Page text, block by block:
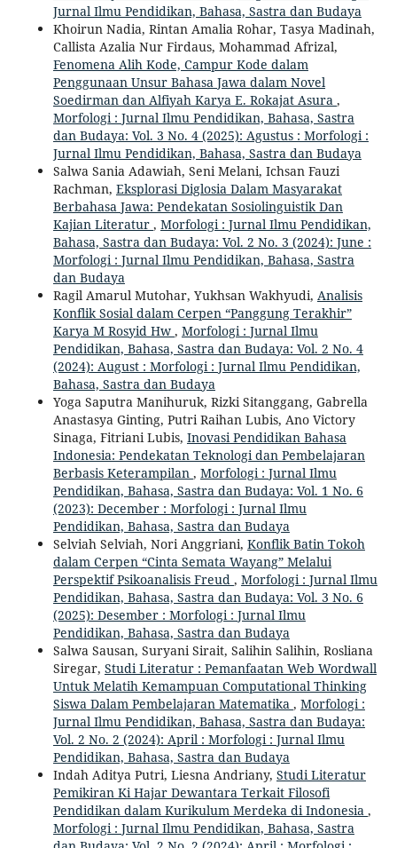
Jurnal Ilmu Pendidikan, Bahasa, Sastra dan Budaya
Khoirun Nadia, Rintan Amalia Rohar, Tasya Madinah,
Callista Azalia Nur Firdaus, Mohammad Afrizal,
Fenomena Alih Kode, Campur Kode dalam
Penggunaan Unsur Bahasa Jawa dalam Novel
Soedirman dan Alfiyah Karya E. Rokajat Asura ,
Morfologi : Jurnal Ilmu Pendidikan, Bahasa, Sastra
dan Budaya: Vol. 3 No. 4 (2025): Agustus : Morfologi :
Jurnal Ilmu Pendidikan, Bahasa, Sastra dan Budaya
Salwa Sania Adawiah, Seni Melani, Ichsan Fauzi
Rachman, Eksplorasi Diglosia Dalam Masyarakat
Berbahasa Jawa: Pendekatan Sosiolinguistik Dan
Kajian Literatur , Morfologi : Jurnal Ilmu Pendidikan,
Bahasa, Sastra dan Budaya: Vol. 2 No. 3 (2024): June :
Morfologi : Jurnal Ilmu Pendidikan, Bahasa, Sastra
dan Budaya
Ragil Amarul Mutohar, Yukhsan Wakhyudi, Analisis
Konflik Sosial dalam Cerpen “Panggung Terakhir”
Karya M Rosyid Hw , Morfologi : Jurnal Ilmu
Pendidikan, Bahasa, Sastra dan Budaya: Vol. 2 No. 4
(2024): August : Morfologi : Jurnal Ilmu Pendidikan,
Bahasa, Sastra dan Budaya
Yoga Saputra Manihuruk, Rizki Sitanggang, Gabrella
Anastasya Ginting, Putri Raihan Lubis, Ano Victory
Sinaga, Fitriani Lubis, Inovasi Pendidikan Bahasa
Indonesia: Pendekatan Teknologi dan Pembelajaran
Berbasis Keterampilan , Morfologi : Jurnal Ilmu
Pendidikan, Bahasa, Sastra dan Budaya: Vol. 1 No. 6
(2023): December : Morfologi : Jurnal Ilmu
Pendidikan, Bahasa, Sastra dan Budaya
Selviah Selviah, Nori Anggriani, Konflik Batin Tokoh
dalam Cerpen “Cinta Semata Wayang” Melalui
Perspektif Psikoanalisis Freud , Morfologi : Jurnal Ilmu
Pendidikan, Bahasa, Sastra dan Budaya: Vol. 3 No. 6
(2025): Desember : Morfologi : Jurnal Ilmu
Pendidikan, Bahasa, Sastra dan Budaya
Salwa Sausan, Suryani Sirait, Salihin Salihin, Rosliana
Siregar, Studi Literatur : Pemanfaatan Web Wordwall
Untuk Melatih Kemampuan Computational Thinking
Siswa Dalam Pembelajaran Matematika , Morfologi :
Jurnal Ilmu Pendidikan, Bahasa, Sastra dan Budaya:
Vol. 2 No. 2 (2024): April : Morfologi : Jurnal Ilmu
Pendidikan, Bahasa, Sastra dan Budaya
Indah Aditya Putri, Liesna Andriany, Studi Literatur
Pemikiran Ki Hajar Dewantara Terkait Filosofi
Pendidikan dalam Kurikulum Merdeka di Indonesia ,
Morfologi : Jurnal Ilmu Pendidikan, Bahasa, Sastra